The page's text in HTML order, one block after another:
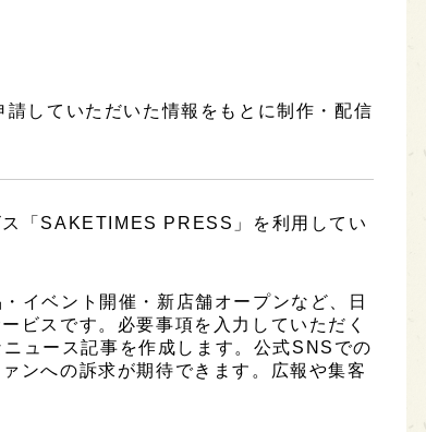
していただいた情報をもとに制作・配信
「SAKETIMES PRESS」を利用してい
イベント開催・新店舗オープンなど、日
ビスです。必要事項を入力していただく
ュース記事を作成します。公式SNSでの
ンへの訴求が期待できます。広報や集客